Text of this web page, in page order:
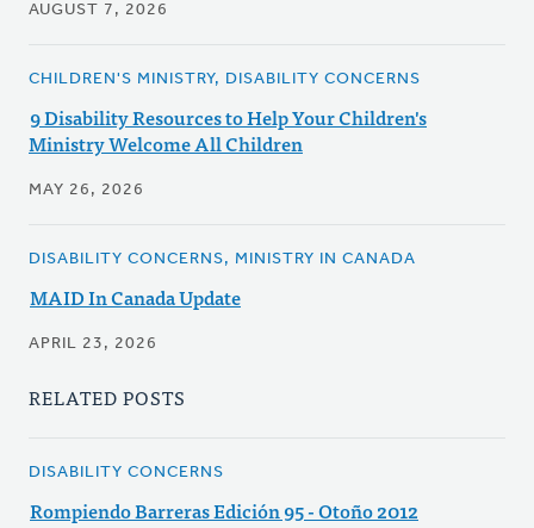
AUGUST 7, 2026
CHILDREN'S MINISTRY, DISABILITY CONCERNS
9 Disability Resources to Help Your Children's
Ministry Welcome All Children
MAY 26, 2026
DISABILITY CONCERNS, MINISTRY IN CANADA
MAID In Canada Update
APRIL 23, 2026
RELATED POSTS
DISABILITY CONCERNS
Rompiendo Barreras Edición 95 - Otoño 2012